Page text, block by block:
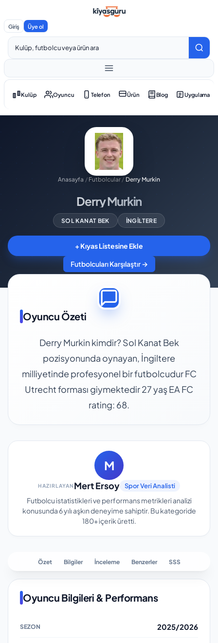
Giriş Üye ol
Kulüp Oyuncu Telefon Ürün Blog Uygulama
Anasayfa / Futbolcular / Derry Murkin
Derry Murkin
SOL KANAT BEK İNGILTERE
+ Kıyas Listesine Ekle
Futbolcuları Karşılaştır →
Oyuncu Özeti
Derry Murkin kimdir? Sol Kanat Bek
pozisyonunda oynayan, İngiltere
milliyetinde profesyonel bir futbolcudur FC
Utrecht forması giymektedir 27 yaş EA FC
rating: 68.
M
HAZIRLAYAN Mert Ersoy Spor Veri Analisti
Futbolcu istatistikleri ve performans metrikleri analizi
konusunda 6 yılı aşkın deneyime sahiptir. Bu kategoride
180+içerik üretti.
Özet Bilgiler İnceleme Benzerler SSS
Oyuncu Bilgileri & Performans
2025/2026